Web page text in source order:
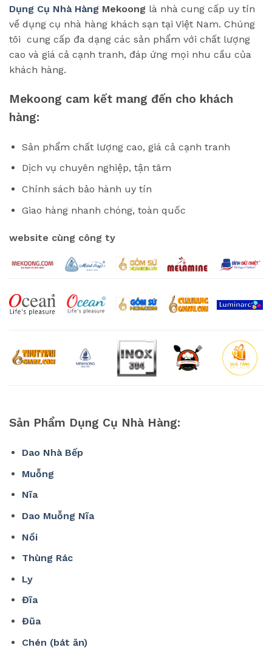
Dụng Cụ Nhà Hàng Mekoong là nhà cung cấp uy tín
về dụng cụ nhà hàng khách sạn tại Việt Nam. Chúng
tôi cung cấp đa dạng các sản phẩm với chất lượng
cao và giá cả cạnh tranh, đáp ứng mọi nhu cầu của
khách hàng.
Mekoong cam kết mang đến cho khách
hàng:
Sản phẩm chất lượng cao, giá cả cạnh tranh
Dịch vụ chuyên nghiệp, tận tâm
Chính sách bảo hành uy tín
Giao hàng nhanh chóng, toàn quốc
website cùng công ty
Sản Phẩm Dụng Cụ Nhà Hàng:
Dao Nhà Bếp
Muỗng
Nĩa
Dao Muỗng Nĩa
Nồi
Thùng Rác
Ly
Đĩa
Đũa
Chén (bát ăn)